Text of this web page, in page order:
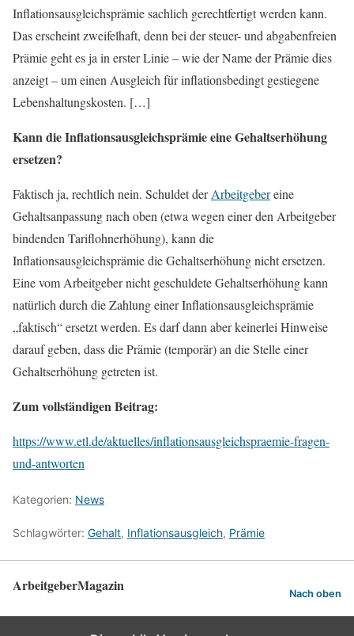
Inflationsausgleichsprämie sachlich gerechtfertigt werden kann.
Das erscheint zweifelhaft, denn bei der steuer- und abgabenfreien
Prämie geht es ja in erster Linie – wie der Name der Prämie dies
anzeigt – um einen Ausgleich für inflationsbedingt gestiegene
Lebenshaltungskosten. […]
Kann die Inflationsausgleichsprämie eine Gehaltserhöhung
ersetzen?
Faktisch ja, rechtlich nein. Schuldet derArbeitgebereine
Gehaltsanpassung nach oben (etwa wegen einer den Arbeitgeber
bindenden Tariflohnerhöhung), kann die
Inflationsausgleichsprämie die Gehaltserhöhung nicht ersetzen.
Eine vom Arbeitgeber nicht geschuldete Gehaltserhöhung kann
natürlich durch die Zahlung einer Inflationsausgleichsprämie
„faktisch“ ersetzt werden. Es darf dann aber keinerlei Hinweise
darauf geben, dass die Prämie (temporär) an die Stelle einer
Gehaltserhöhung getreten ist.
Zum vollständigen Beitrag:
https://www.etl.de/aktuelles/inflationsausgleichspraemie-fragen-
und-antworten
Kategorien: News
Schlagwörter: Gehalt, Inflationsausgleich, Prämie
ArbeitgeberMagazin Nach oben